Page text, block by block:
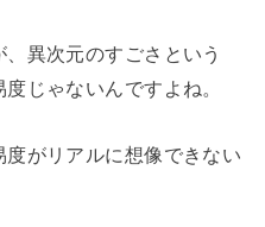
異次元のすごさという
じゃないんですよね。
がリアルに想像できない